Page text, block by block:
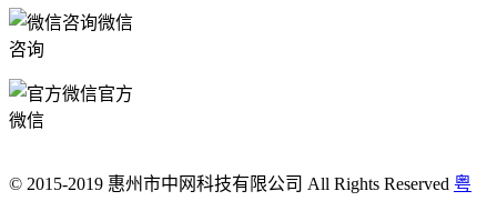
微信
咨询
官方
微信
© 2015-2019 惠州市中网科技有限公司 All Rights Reserved 粤